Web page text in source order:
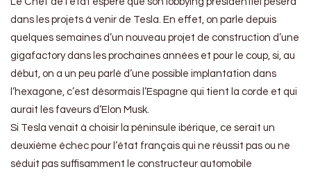
dans les projets à venir de Tesla. En effet, on parle depuis
quelques semaines d’un nouveau projet de construction d’une
gigafactory dans les prochaines années et pour le coup, si, au
début, on a un peu parlé d’une possible implantation dans
l’hexagone, c’est désormais l’Espagne qui tient la corde et qui
aurait les faveurs d’Elon Musk.
Si Tesla venait à choisir la péninsule ibérique, ce serait un
deuxième échec pour l’état français qui ne réussit pas ou ne
séduit pas suffisamment le constructeur automobile